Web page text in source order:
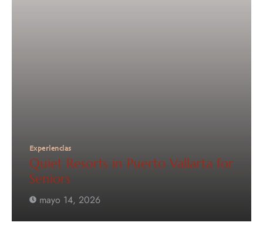
Experiencias
Quiet Resorts in Puerto Vallarta for
Seniors
mayo 14, 2026